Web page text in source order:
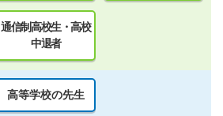
通信制高校生・高校
中退者
高等学校の先生